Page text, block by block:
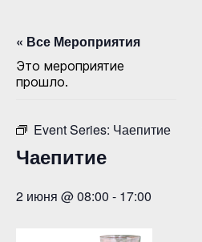
« Все Мероприятия
Это мероприятие
прошло.
Event Series: Чаепитие
Чаепитие
2 июня @ 08:00 - 17:00